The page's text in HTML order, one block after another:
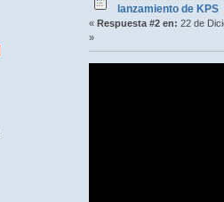
lanzamiento de KPS
« Respuesta #2 en: 22 de
»